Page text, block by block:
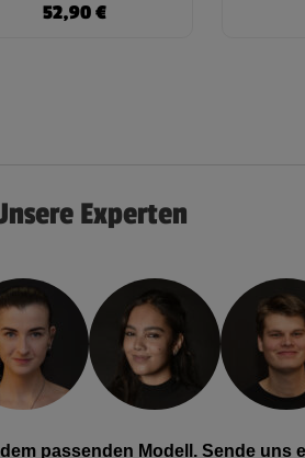
52,90€
Experten
passenden Modell. Sende uns